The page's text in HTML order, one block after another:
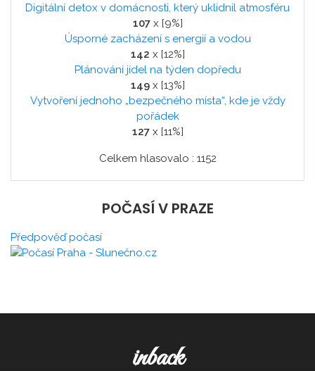
Digitální detox v domácnosti, který uklidnil atmosféru
107x [9%]
Úsporné zacházení s energií a vodou
142 x [12%]
Plánování jídel na týden dopředu
149x [13%]
Vytvoření jednoho „bezpečného místa“, kde je vždy
pořádek
127x [11%]
Celkem hlasovalo : 1152
POČASÍ V PRAZE
Předpověď počasí
inback